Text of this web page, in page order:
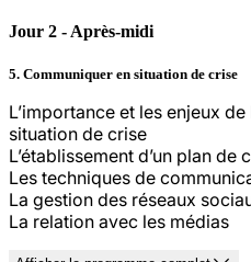
Jour 2 - Après-midi
5. Communiquer en situation de crise
L’importance et les enjeux
situation de crise
L’établissement d’un plan de
Les techniques de
La gestion des réseaux
La relation avec les médias